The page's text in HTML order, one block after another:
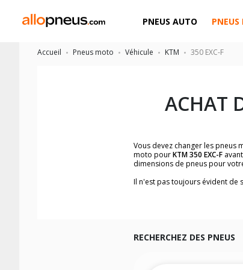
PNEUS AUTO
Accueil Pneus moto Véhicule KTM 350 EXC-F
ACHAT
Vous devez changer les pneus
moto pourKTM 350 EXC-F
dimensions de pneus pour
Il n'est pas toujours évident de
Vous ne savez pas comment
facilement.
RECHERCHEZ DES PNEUS